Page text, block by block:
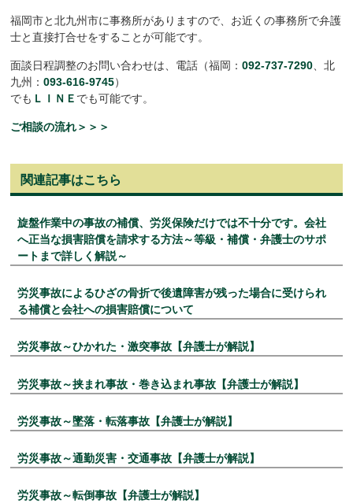
福岡市と北九州市に事務所がありますので、お近くの事務所で弁護
士と直接打合せをすることが可能です。
面談日程調整のお問い合わせは、電話（福岡：092-737-7290 、北
九州：093-616-9745）
でも ＬＩＮＥ でも可能です。
ご相談の流れ＞＞＞
関連記事はこちら
旋盤作業中の事故の補償、労災保険だけでは不十分です。会社
へ正当な損害賠償を請求する方法～等級・補償・弁護士のサポ
ートまで詳しく解説～
労災事故によるひざの骨折で後遺障害が残った場合に受けられ
る補償と会社への損害賠償について
労災事故～ひかれた・激突事故【弁護士が解説】
労災事故～挟まれ事故・巻き込まれ事故【弁護士が解説】
労災事故～墜落・転落事故【弁護士が解説】
労災事故～通勤災害・交通事故【弁護士が解説】
労災事故～転倒事故【弁護士が解説】